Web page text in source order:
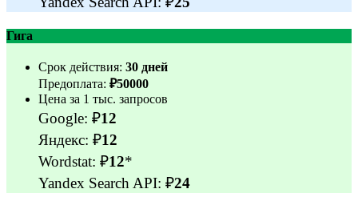
Гига
Срок действия: 30 дней
Предоплата: ₽50000
Цена за 1 тыс. запросов
Google: ₽12
Яндекс: ₽12
Wordstat: ₽12*
Yandex Search API: ₽24